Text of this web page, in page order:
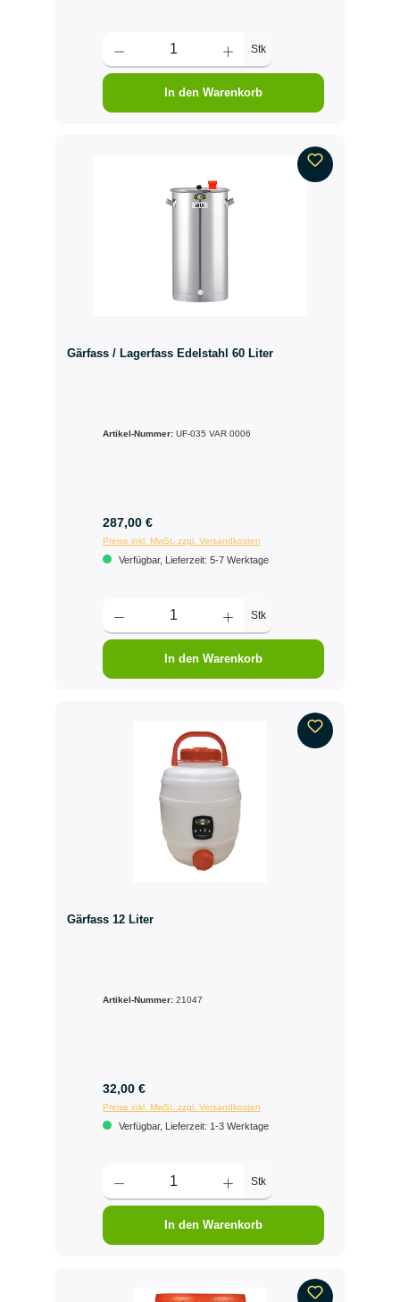
Stk
In den Warenkorb
Gärfass / Lagerfass Edelstahl 60 Liter
Artikel-Nummer: UF-035 VAR 0006
287,00 €
Preise inkl. MwSt. zzgl. Versandkosten
Verfügbar, Lieferzeit: 5-7 Werktage
Stk
In den Warenkorb
Gärfass 12 Liter
Artikel-Nummer: 21047
32,00 €
Preise inkl. MwSt. zzgl. Versandkosten
Verfügbar, Lieferzeit: 1-3 Werktage
Stk
In den Warenkorb